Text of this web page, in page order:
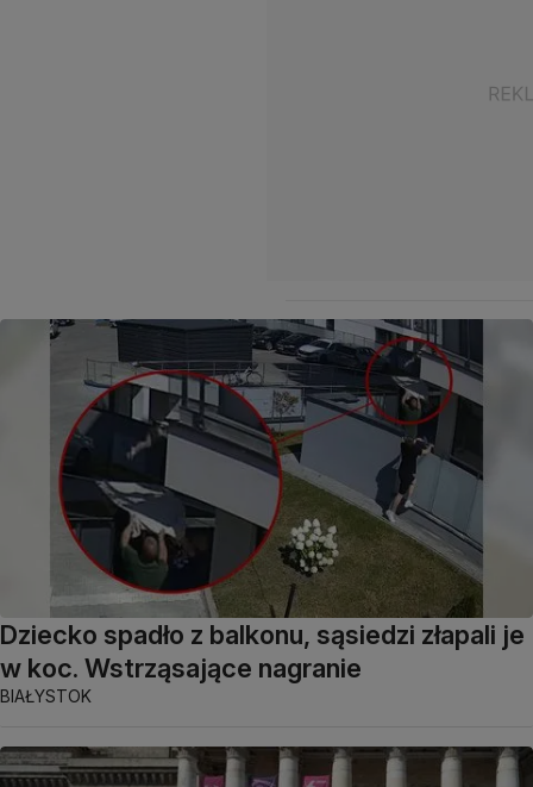
Dziecko spadło z balkonu, sąsiedzi złapali je
w koc. Wstrząsające nagranie
BIAŁYSTOK